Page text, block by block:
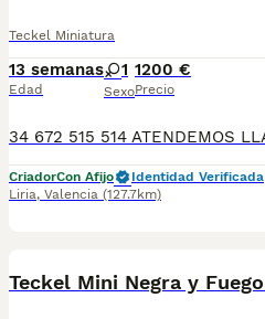
Teckel Miniatura
13 semanas
Edad
1
Sexo
1200 €
Precio
CriadorCon Afijo
Identidad Verificada
Liria, Valencia (127.7km)